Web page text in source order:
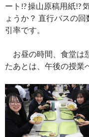
ート!? 操山原稿用紙!?
ょうか？ 直行バスの
引率です。
お昼の時間、食堂は
たあとは、午後の授業